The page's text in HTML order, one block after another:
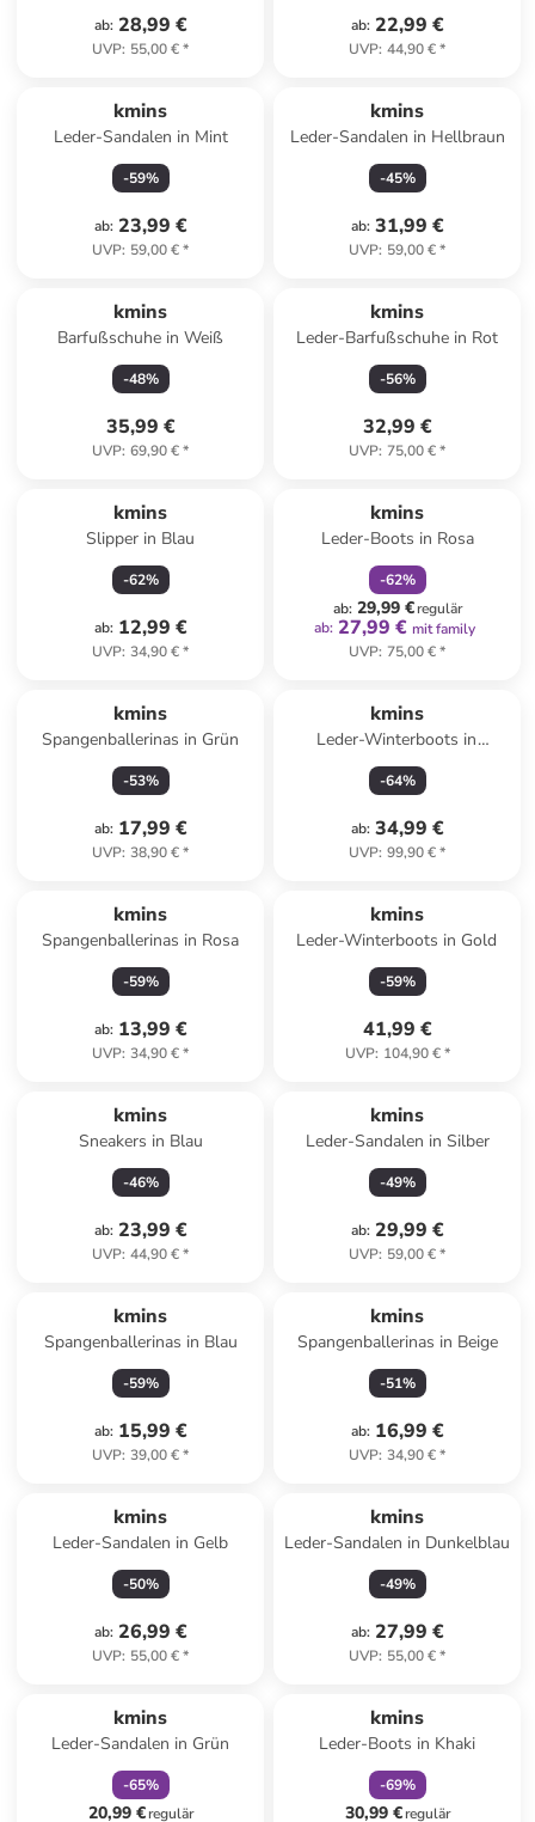
ab: 28,99 €
UVP: 55,00 €*
ab: 22,99 €
UVP: 44,90 €*
kmins
Leder-Sandalen in Mint
-59%
ab: 23,99 €
UVP: 59,00 €*
kmins
Leder-Sandalen in Hellbraun
-45%
ab: 31,99 €
UVP: 59,00 €*
kmins
Barfußschuhe in Weiß
-48%
35,99 €
UVP: 69,90 €*
kmins
Leder-Barfußschuhe in Rot
-56%
32,99 €
UVP: 75,00 €*
kmins
Slipper in Blau
-62%
ab: 12,99 €
UVP: 34,90 €*
kmins
Leder-Boots in Rosa
-62%
ab: 29,99 €regulär
ab: 27,99 € mit family
UVP: 75,00 €*
kmins
Spangenballerinas in Grün
-53%
ab: 17,99 €
UVP: 38,90 €*
kmins
Leder-Winterboots in
Hellbraun
-64%
ab: 34,99 €
UVP: 99,90 €*
kmins
Spangenballerinas in Rosa
-59%
ab: 13,99 €
UVP: 34,90 €*
kmins
Leder-Winterboots in Gold
-59%
41,99 €
UVP: 104,90 €*
kmins
Sneakers in Blau
-46%
ab: 23,99 €
UVP: 44,90 €*
kmins
Leder-Sandalen in Silber
-49%
ab: 29,99 €
UVP: 59,00 €*
kmins
Spangenballerinas in Blau
-59%
ab: 15,99 €
UVP: 39,00 €*
kmins
Spangenballerinas in Beige
-51%
ab: 16,99 €
UVP: 34,90 €*
kmins
Leder-Sandalen in Gelb
-50%
ab: 26,99 €
UVP: 55,00 €*
kmins
Leder-Sandalen in Dunkelblau
-49%
ab: 27,99 €
UVP: 55,00 €*
kmins
Leder-Sandalen in Grün
-65%
20,99 €regulär
kmins
Leder-Boots in Khaki
-69%
30,99 €regulär